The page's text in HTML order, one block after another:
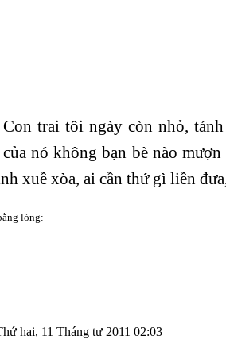
Con trai tôi ngày còn nhỏ,
của nó không bạn bè nào
xuề xòa, ai cần thứ gì liền
lòng:
hai, 11 Tháng tư 2011 02:03